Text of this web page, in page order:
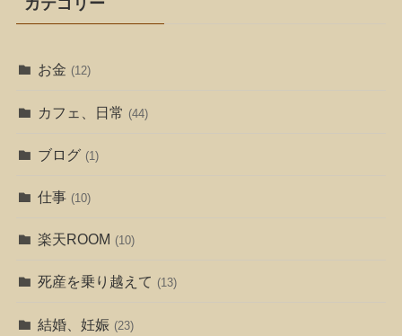
カテゴリー
お金 (12)
カフェ、日常 (44)
ブログ (1)
仕事 (10)
楽天ROOM (10)
死産を乗り越えて (13)
結婚、妊娠 (23)